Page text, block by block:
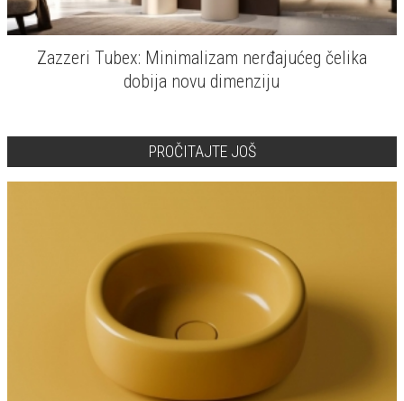
Zazzeri Tubex: Minimalizam nerđajućeg čelika
dobija novu dimenziju
PROČITAJTE JOŠ